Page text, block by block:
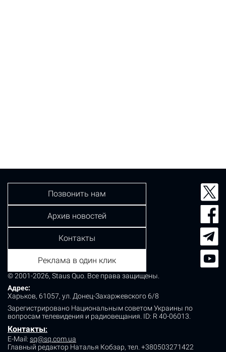
© 2001-2026, Staus Quo. Все права защищены.
Адрес:
Харьков, 61057, ул. Донец-Захаржевского 6/8
Зарегистрировано Национальным советом Украины по
вопросам телевидения и радиовещания. ID: R 40-06013.
Контакты:
E-Mail: sq@sq.com.ua
Главный редактор Наталья Кобзар, тел. +380503271422
Позвонить нам
Архив новостей
Контакты
Реклама в один клик